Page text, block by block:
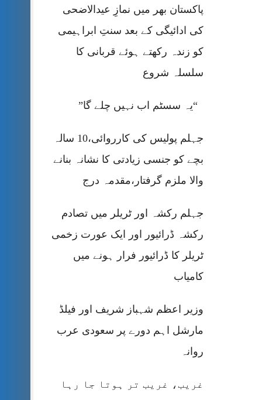
پاکستان بھر میں نمازِ عیدالاضحی
کی ادائیگی کے بعد سنتِ ابراہیمی
کو زندہ رکھتے ہوئے قربانی کا
سلسلہ شروع
“یہ سسٹم اب نہیں چلے گا”
جہلم پولیس کی کارروائی،10 سالہ
بچے کو جنسی زیادتی کا نشانہ بنانے
والا ملزم گرفتار،مقدمہ درج
جہلم رکشہ اور ٹریلر میں تصادم
رکشہ ڈرائیور اور ایک عورت زخمی
ٹریلر کا ڈرائیور فرار ہونے میں
کامیاب
وزیر اعظم شہباز شریف اور فیلڈ
مارشل اہم دورے پر سعودی عرب
روانہ
غریب، غریب تر ہوتا جا رہا